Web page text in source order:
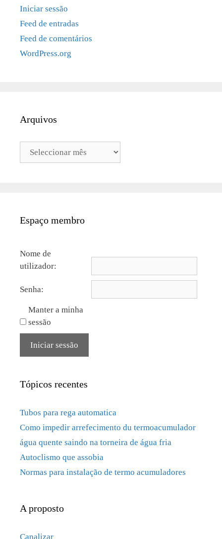
Iniciar sessão
Feed de entradas
Feed de comentários
WordPress.org
Arquivos
Arquivos
Espaço membro
Nome de
utilizador:
Senha:
Manter a minha
sessão
Iniciar sessão
Tópicos recentes
Tubos para rega automatica
Como impedir arrefecimento du termoacumulador
água quente saindo na torneira de água fria
Autoclismo que assobia
Normas para instalação de termo acumuladores
A proposto
Canalizar